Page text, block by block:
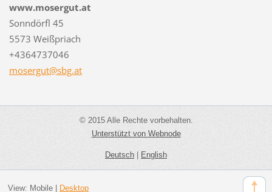
www.mosergut.at
Sonndörfl 45
5573 Weißpriach
+4364737046
mosergut@sbg.at
© 2015 Alle Rechte vorbehalten.
Unterstützt von Webnode
Deutsch|English
View: Mobile| Desktop